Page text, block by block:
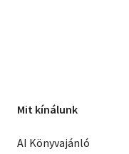
Mit kínálunk
AI Könyvajánló